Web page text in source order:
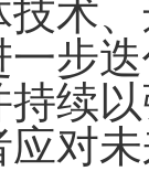
技术
一步
持续
应对